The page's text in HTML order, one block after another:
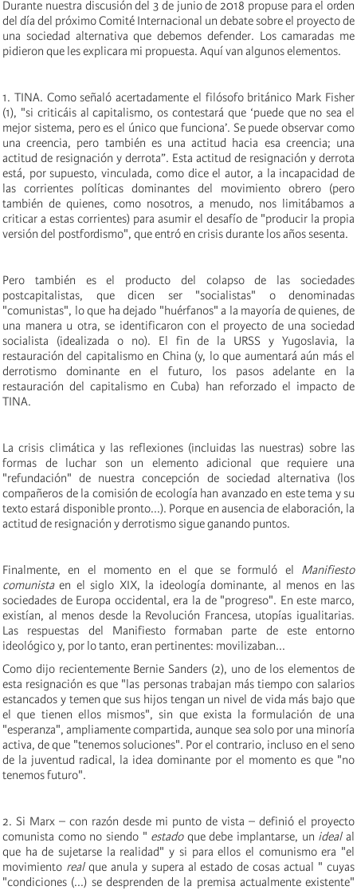
Durante nuestra discusión del 3 de junio de 2018 propuse para el orden
del día del próximo Comité Internacional un debate sobre el proyecto de
una sociedad alternativa que debemos defender. Los camaradas me
pidieron que les explicara mi propuesta. Aquí van algunos elementos.
1. TINA. Como señaló acertadamente el filósofo británico Mark Fisher
(1), "si criticáis al capitalismo, os contestará que ‘puede que no sea el
mejor sistema, pero es el único que funciona’. Se puede observar como
una creencia, pero también es una actitud hacia esa creencia; una
actitud de resignación y derrota”. Esta actitud de resignación y derrota
está, por supuesto, vinculada, como dice el autor, a la incapacidad de
las corrientes políticas dominantes del movimiento obrero (pero
también de quienes, como nosotros, a menudo, nos limitábamos a
criticar a estas corrientes) para asumir el desafío de "producir la propia
versión del postfordismo", que entró en crisis durante los años sesenta.
Pero también es el producto del colapso de las sociedades
postcapitalistas, que dicen ser "socialistas" o denominadas
"comunistas", lo que ha dejado "huérfanos" a la mayoría de quienes, de
una manera u otra, se identificaron con el proyecto de una sociedad
socialista (idealizada o no). El fin de la URSS y Yugoslavia, la
restauración del capitalismo en China (y, lo que aumentará aún más el
derrotismo dominante en el futuro, los pasos adelante en la
restauración del capitalismo en Cuba) han reforzado el impacto de
TINA.
La crisis climática y las reflexiones (incluidas las nuestras) sobre las
formas de luchar son un elemento adicional que requiere una
"refundación" de nuestra concepción de sociedad alternativa (los
compañeros de la comisión de ecología han avanzado en este tema y su
texto estará disponible pronto...). Porque en ausencia de elaboración, la
actitud de resignación y derrotismo sigue ganando puntos.
Finalmente, en el momento en el que se formuló el Manifiesto
comunistaen el siglo XIX, la ideología dominante, al menos en las
sociedades de Europa occidental, era la de "progreso". En este marco,
existían, al menos desde la Revolución Francesa, utopías igualitarias.
Las respuestas del Manifiesto formaban parte de este entorno
ideológico y, por lo tanto, eran pertinentes: movilizaban...
Como dijo recientemente Bernie Sanders (2), uno de los elementos de
esta resignación es que "las personas trabajan más tiempo con salarios
estancados y temen que sus hijos tengan un nivel de vida más bajo que
el que tienen ellos mismos", sin que exista la formulación de una
"esperanza", ampliamente compartida, aunque sea solo por una minoría
activa, de que "tenemos soluciones". Por el contrario, incluso en el seno
de la juventud radical, la idea dominante por el momento es que "no
tenemos futuro".
2. Si Marx – con razón desde mi punto de vista – definió el proyecto
comunista como no siendo " estadoque debe implantarse, un idealal
que ha de sujetarse la realidad" y si para ellos el comunismo era "el
movimiento realque anula y supera al estado de cosas actual " cuyas
"condiciones (...) se desprenden de la premisa actualmente existente"